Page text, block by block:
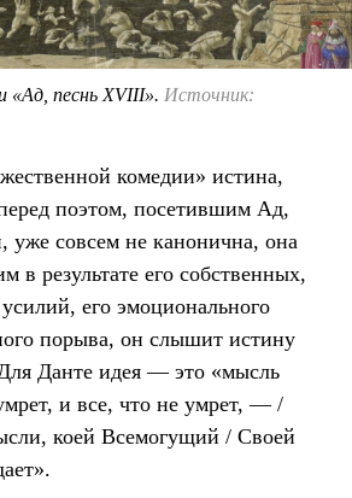
«Ад, песнь XVIII». Источник:
комедии» истина,
поэтом, посетившим Ад,
совсем не канонична, она
в результате его собственных,
его эмоционального
порыва, он слышит истину
Данте идея — это «мысль
и все, что не умрет, — /
коей Всемогущий / Своей